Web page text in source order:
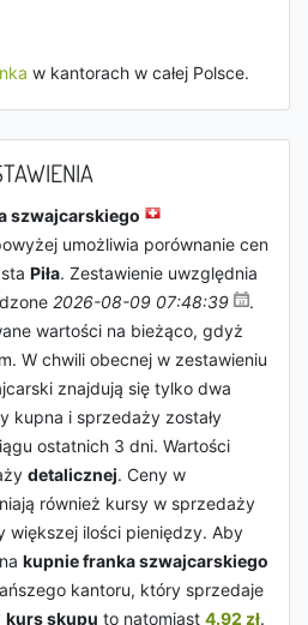
w kantorach w całej Polsce.
szwajcarskiego
umożliwia porównanie cen
Piła. Zestawienie uwzględnia
2026-08-09 07:48:39
.
wartości na bieżąco, gdyż
W chwili obecnej w zestawieniu
znajdują się tylko dwa
kupna i sprzedaży zostały
ostatnich 3 dni. Wartości
detalicznej. Ceny w
również kursy w sprzedaży
większej ilości pieniędzy. Aby
kupnie franka szwajcarskiego
kantoru, który sprzedaje
kurs skupu to natomiast 4.92 zł.